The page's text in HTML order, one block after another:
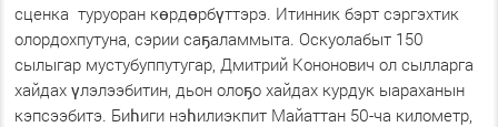
сценка туруоран көрдөрбүттэрэ. Итинник бэрт сэргэхтик
олордохпутуна, сэрии саҕаламмыта. Оскуолабыт 150
сылыгар мустубуппутугар, Дмитрий Кононович ол сылларга
хайдах үлэлээбитин, дьон олоҕо хайдах курдук ыараханын
кэпсээбитэ. Биһиги нэһилиэкпит Майаттан 50-ча километр,